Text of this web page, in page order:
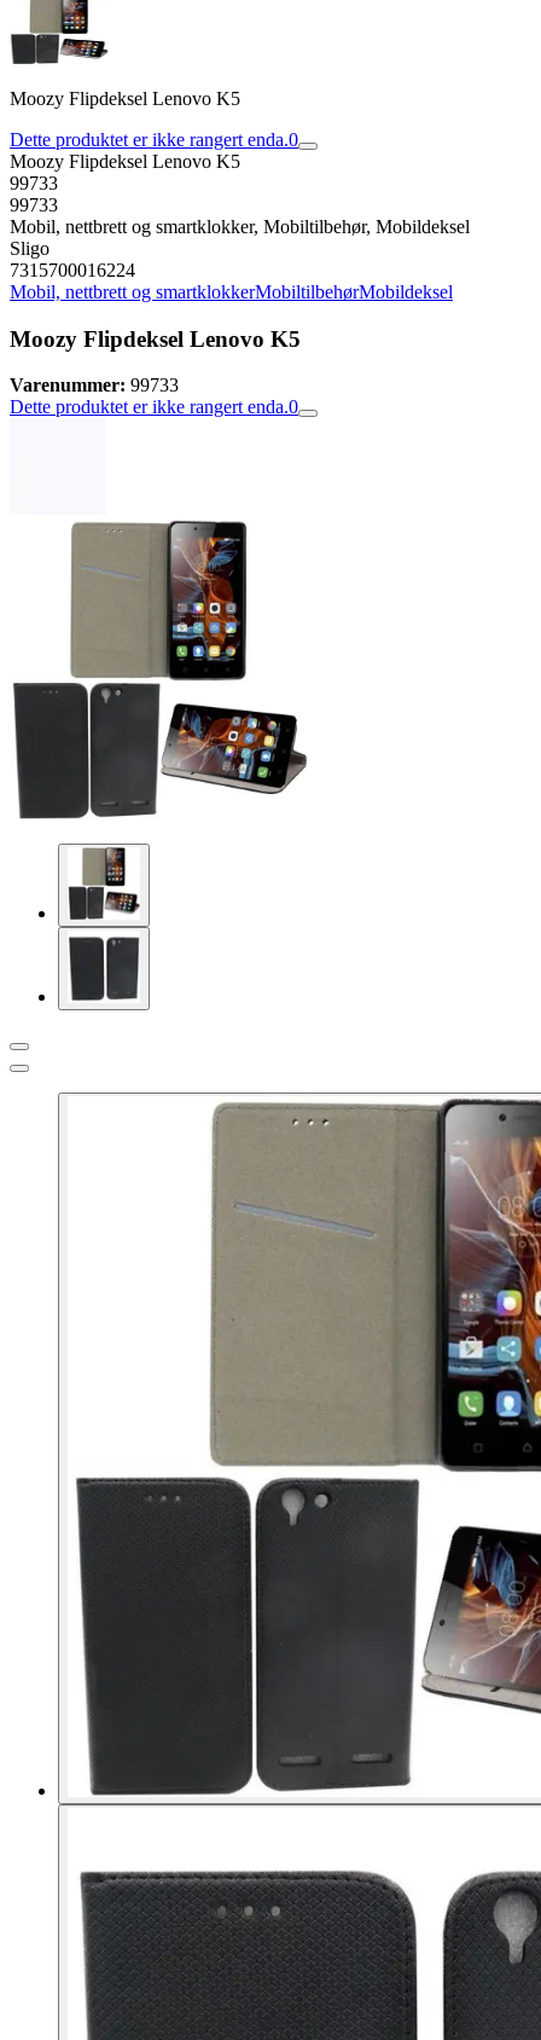
Moozy Flipdeksel Lenovo K5
Dette produktet er ikke rangert enda.0
Moozy Flipdeksel Lenovo K5
99733
99733
Mobil, nettbrett og smartklokker, Mobiltilbehør, Mobildeksel
Sligo
7315700016224
Mobil, nettbrett og smartklokkerMobiltilbehørMobildeksel
Moozy Flipdeksel Lenovo K5
Varenummer: 99733
Dette produktet er ikke rangert enda.0